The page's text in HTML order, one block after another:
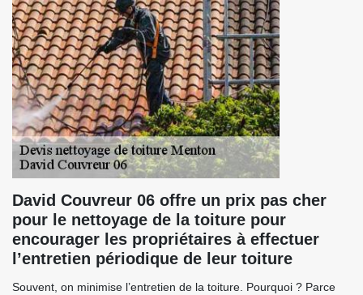
David Couvreur 06 offre un prix pas cher
pour le nettoyage de la toiture pour
encourager les propriétaires à effectuer
l’entretien périodique de leur toiture
Souvent, on minimise l’entretien de la toiture. Pourquoi ? Parce